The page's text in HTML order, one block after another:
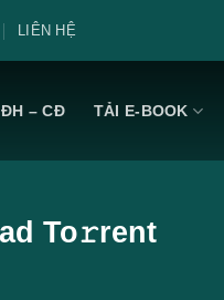
LIÊN HỆ
– CĐ TẢI E-BOOK
To𝚛rent